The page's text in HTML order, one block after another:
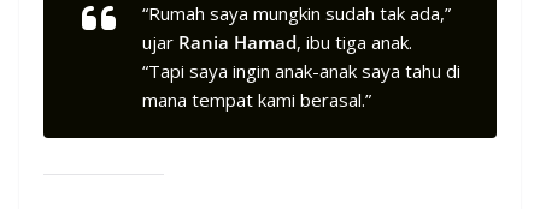
“Rumah saya mungkin sudah tak ada,”
ujar Rania Hamad, ibu tiga anak.
“Tapi saya ingin anak-anak saya tahu di
mana tempat kami berasal.”